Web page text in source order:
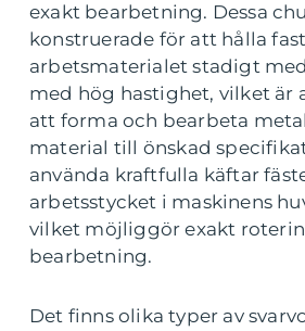
exakt bearbetning. Dessa
konstruerade för att hålla fast
arbetsmaterialet stadigt
med hög hastighet, vilket är
att forma och bearbeta
material till önskad
använda kraftfulla käftar
arbetsstycket i maskinens
vilket möjliggör exakt
bearbetning.
Det finns olika typer av